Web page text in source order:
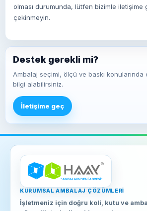
olması durumunda, lütfen bizimle iletişime
çekinmeyin.
Destek gerekli mi?
Ambalaj seçimi, ölçü ve baskı konularında
bilgi alabilirsiniz.
İletişime geç
KURUMSAL AMBALAJ ÇÖZÜMLERI
İşletmeniz için doğru koli, kutu ve